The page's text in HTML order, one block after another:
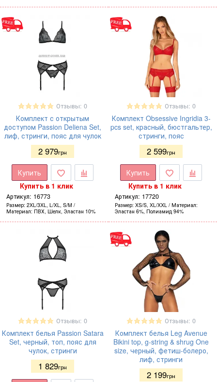
Отзывы: 0
Комплект с открытым
доступом Passion Deliena Set,
лиф, стринги, пояс для чулок
2 979грн
Купить
Купить в 1 клик
Артикул: 16773
Размер 2XL/3XL, L/XL, S/M
Материал ПВХ, Шелк, Эластан 10%
Отзывы: 0
Комплект Obsessive Ingridia 3-
pcs set, красный, бюстгальтер,
стринги, пояс
2 599грн
Купить
Купить в 1 клик
Артикул: 17720
Размер XS/S, XL/XXL
Материал
Эластан 6%, Полиамид 94%
Отзывы: 0
Комплект белья Passion Satara
Set, черный, топ, пояс для
чулок, стринги
1 829грн
Отзывы: 0
Комплект белья Leg Avenue
Bikini top, g-string & shrug One
size, черный, фетиш-болеро,
лиф, стринги
2 199грн